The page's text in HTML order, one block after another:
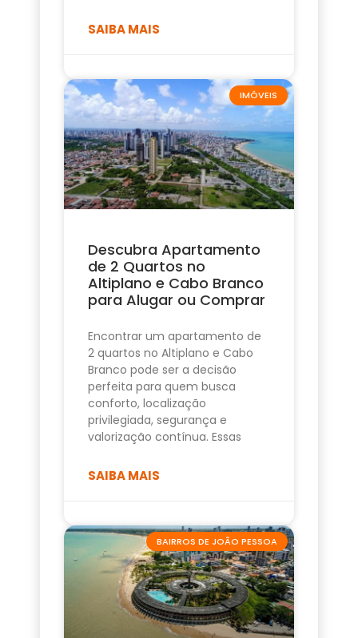
SAIBA MAIS
IMÓVEIS
Descubra Apartamento
de 2 Quartos no
Altiplano e Cabo Branco
para Alugar ou Comprar
Encontrar um apartamento de
2 quartos no Altiplano e Cabo
Branco pode ser a decisão
perfeita para quem busca
conforto, localização
privilegiada, segurança e
valorização contínua. Essas
SAIBA MAIS
BAIRROS DE JOÃO PESSOA